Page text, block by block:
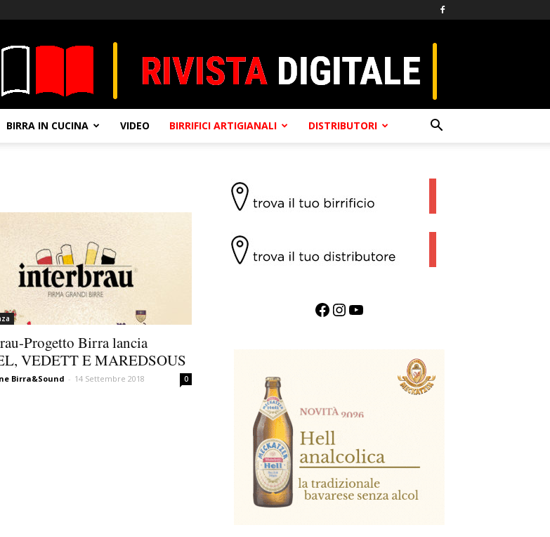
BIRRA IN CUCINA VIDEO BIRRIFICI ARTIGIANALI DISTRIBUTORI
Progetto Birra lancia
VEDETT E MAREDSOUS
Birra&Sound - 14 Settembre 2018 0
Facebook InstagramYouTube